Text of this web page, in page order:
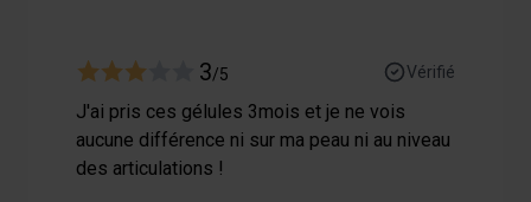
3/5 Vérifié
J'ai pris ces gélules 3mois et je ne vois
aucune différence ni sur ma peau ni au niveau
des articulations !